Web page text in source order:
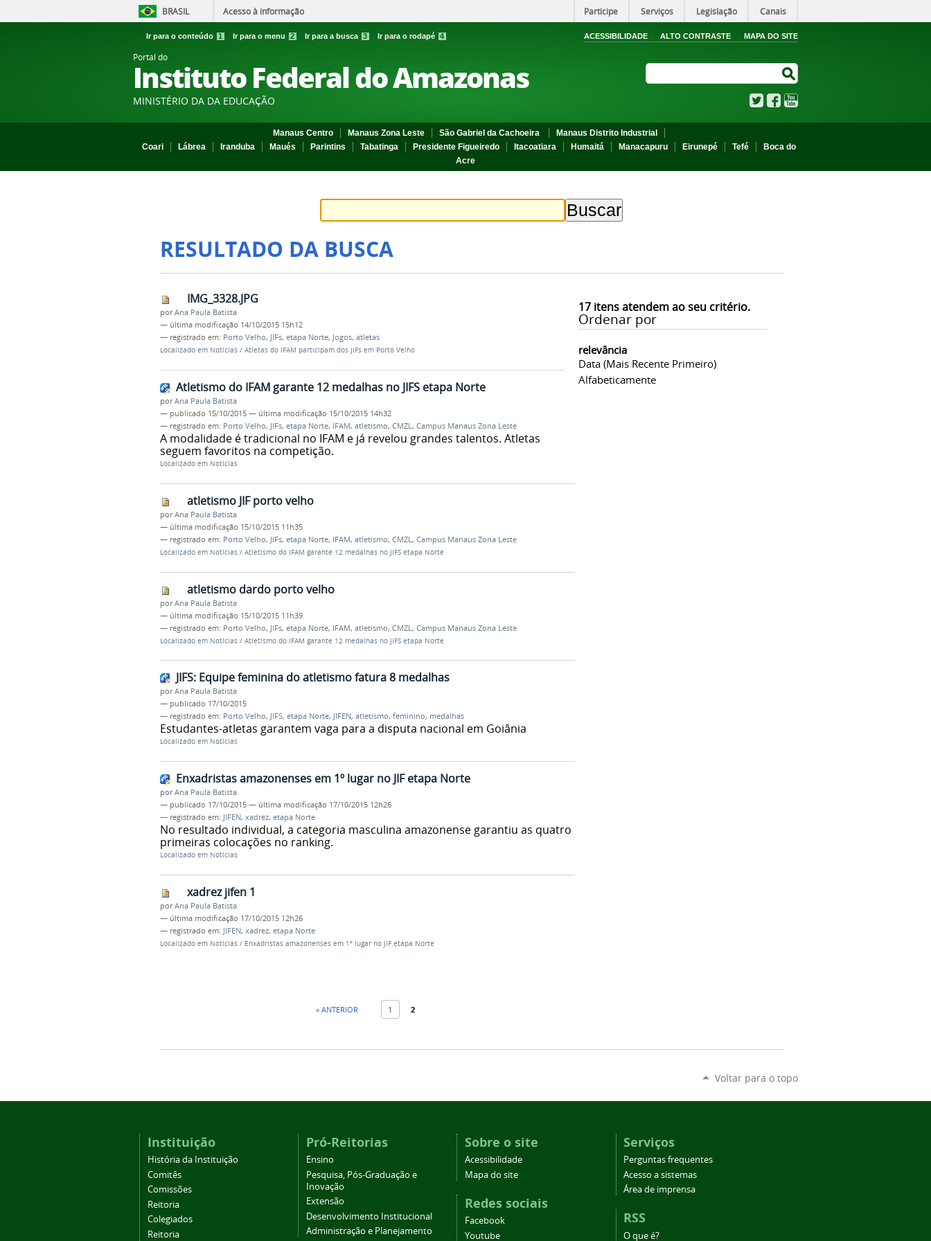
BRASIL Acesso à informação Participe Serviços Legislação Canais
Ir para o conteúdo 1 Ir para o menu 2 Ir para a busca 3 Ir para o rodapé 4 ACESSIBILIDADE ALTO CONTRASTE MAPA DO SITE
Portal do
Instituto Federal do Amazonas
MINISTÉRIO DA DA EDUCAÇÃO TwitterFacebook
Manaus Centro Manaus Zona Leste São Gabriel da Cachoeira
Manaus Distrito Industrial
Coari
Lábrea Iranduba Maués Parintins Tabatinga Presidente Figueiredo Itacoatiara Humaitá Manacapuru Eirunepé Tefé
Boca do
Acre
RESULTADO DA BUSCA
17itens atendem ao seu critério.
Ordenar por
relevância
Data (mais Recente Primeiro)
Alfabeticamente
IMG_3328.JPG
porAna Paula Batista
— última modificação 14/10/2015 15h12
— registrado em: Porto Velho, JIFs, etapa Norte, Jogos, atletas
Localizado em Notícias / Atletas do IFAM participam dos JIFs em Porto Velho
Atletismo do IFAM garante 12 medalhas no JIFS etapa Norte
porAna Paula Batista
— publicado 15/10/2015 — última modificação 15/10/2015 14h32
— registrado em: Porto Velho, JIFs, etapa Norte, IFAM, atletismo, CMZL, Campus Manaus Zona Leste
A modalidade é tradicional no IFAM e já revelou grandes talentos. Atletas
seguem favoritos na competição.
Localizado em Notícias
atletismo JIF porto velho
porAna Paula Batista
— última modificação 15/10/2015 11h35
— registrado em: Porto Velho, JIFs, etapa Norte, IFAM, atletismo, CMZL, Campus Manaus Zona Leste
Localizado em Notícias / Atletismo do IFAM garante 12 medalhas no JIFS etapa Norte
atletismo dardo porto velho
porAna Paula Batista
— última modificação 15/10/2015 11h39
— registrado em: Porto Velho, JIFs, etapa Norte, IFAM, atletismo, CMZL , Campus Manaus Zona Leste
Localizado em Notícias / Atletismo do IFAM garante 12 medalhas no JIFS etapa Norte
JIFS: Equipe feminina do atletismo fatura 8 medalhas
porAna Paula Batista
— publicado 17/10/2015
— registrado em: Porto Velho, JIFS, etapa Norte, JIFEN, atletismo, feminino, medalhas
Estudantes-atletas garantem vaga para a disputa nacional em Goiânia
Localizado em Notícias
Enxadristas amazonenses em 1º lugar no JIF etapa Norte
porAna Paula Batista
— publicado 17/10/2015 — última modificação 17/10/2015 12h26
— registrado em: JIFEN, xadrez, etapa Norte
No resultado individual, a categoria masculina amazonense garantiu as quatro
primeiras colocações no ranking.
Localizado em Notícias
xadrez jifen 1
porAna Paula Batista
— última modificação 17/10/2015 12h26
— registrado em: JIFEN, xadrez, etapa Norte
Localizado em Notícias / Enxadristas amazonenses em 1º lugar no JIF etapa Norte
« ANTERIOR 1 2
Voltar para o topo
Instituição
História da Instituição
Comitês
Comissões
Reitoria
Colegiados
Reitoria
Pró-Reitorias
Ensino
Pesquisa, Pós-Graduação e
Inovação
Extensão
Desenvolvimento Institucional
Administração e Planejamento
Sobre o site
Acessibilidade
Mapa do site
Redes sociais
Facebook
Youtube
Serviços
Perguntas frequentes
Acesso a sistemas
Área de imprensa
RSS
O que é?